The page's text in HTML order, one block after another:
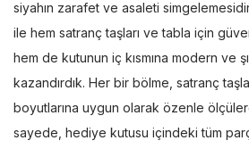
siyahın zarafet ve asaleti
ile hem satranç taşları ve tabla için
hem de kutunun iç kısmına modern ve
kazandırdık. Her bir bölme, satranç
boyutlarına uygun olarak özenle
sayede, hediye kutusu içindeki tüm